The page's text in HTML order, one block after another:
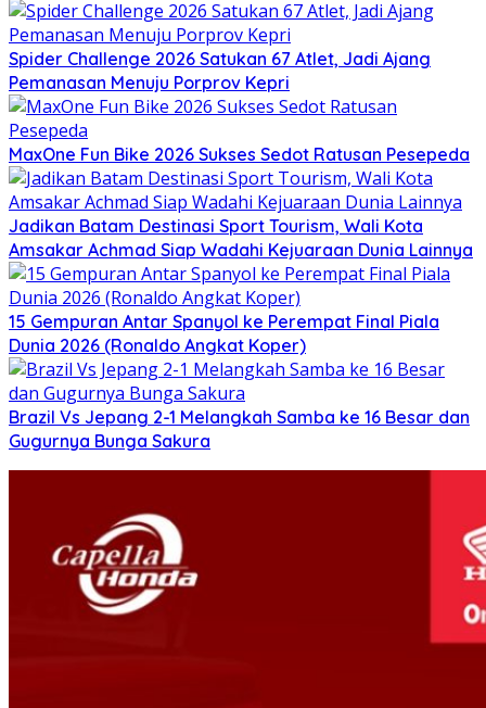
Spider Challenge 2026 Satukan 67 Atlet, Jadi Ajang
Pemanasan Menuju Porprov Kepri
MaxOne Fun Bike 2026 Sukses Sedot Ratusan Pesepeda
Jadikan Batam Destinasi Sport Tourism, Wali Kota
Amsakar Achmad Siap Wadahi Kejuaraan Dunia Lainnya
15 Gempuran Antar Spanyol ke Perempat Final Piala
Dunia 2026 (Ronaldo Angkat Koper)
Brazil Vs Jepang 2-1 Melangkah Samba ke 16 Besar dan
Gugurnya Bunga Sakura